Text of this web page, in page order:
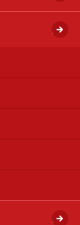
開く
開く